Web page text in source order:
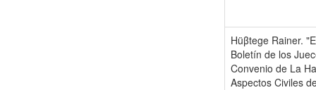
Hüβtege Rainer.
Boletín de los
Convenio de La
Aspectos Civiles